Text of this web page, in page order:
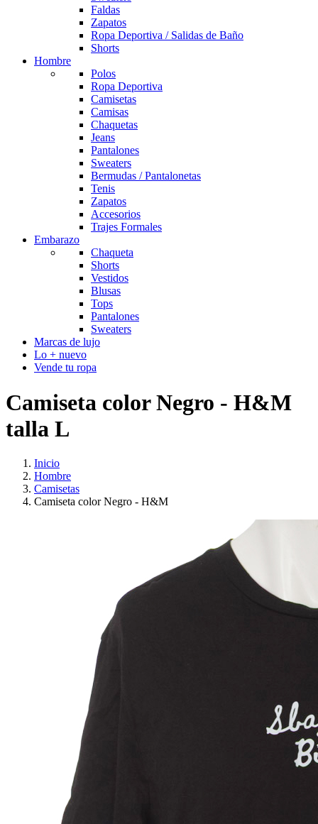
Faldas
Zapatos
Ropa Deportiva / Salidas de Baño
Shorts
Hombre
Polos
Ropa Deportiva
Camisetas
Camisas
Chaquetas
Jeans
Pantalones
Sweaters
Bermudas / Pantalonetas
Tenis
Zapatos
Accesorios
Trajes Formales
Embarazo
Chaqueta
Shorts
Vestidos
Blusas
Tops
Pantalones
Sweaters
Marcas de lujo
Lo + nuevo
Vende tu ropa
Camiseta color Negro - H&M
talla L
Inicio
Hombre
Camisetas
Camiseta color Negro - H&M